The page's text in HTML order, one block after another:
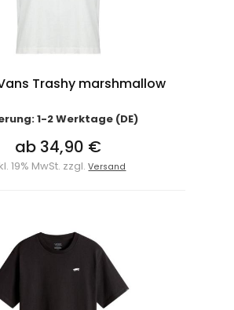
Trashy marshmallow
1-2 Werktage (DE)
ab 34,90 €
19% MwSt. zzgl.Versand